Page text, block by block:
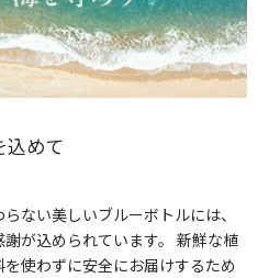
込めて
ない美しいブルーボトルには、
が込められています。 新鮮な植
使わずに安全にお届けするため